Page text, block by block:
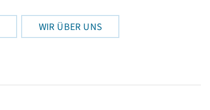
WIR ÜBER UNS